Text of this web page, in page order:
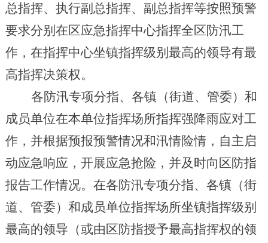
总指挥、 执行副总指挥、 副总指挥等按照预警
要求分别在区应急指挥中心指挥全区防汛工
作，在指挥中心坐镇指挥级别最高的领导有最
高指挥决策权。
各防汛专项分指、各镇（街道、管委） 和
成员单位在本单位指挥场所指挥强降雨应对工
作，并根据预报预警情况和汛情险情，自主启
动应急响应，开展应急抢险，并及时向 区防指
报告工作情况。 在各防汛专项分指、各镇（街
道、管委） 和成员单位指挥场所坐镇指挥级别
最高的领导（或由区防指授予最高指挥权的领